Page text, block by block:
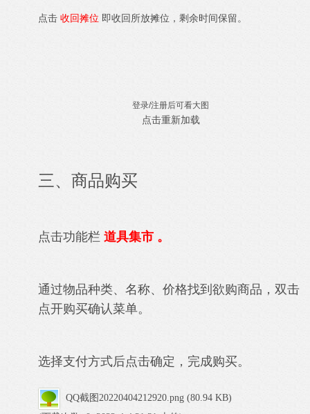
点击 收回摊位 即收回所放摊位，剩余时间保留。
登录/注册后可看大图
点击重新加载
三、商品购买
点击功能栏 道具集市 。
通过物品种类、名称、价格找到欲购商品，双击
点开购买确认菜单。
选择支付方式后点击确定，完成购买。
QQ截图20220404212920.png (80.94 KB)